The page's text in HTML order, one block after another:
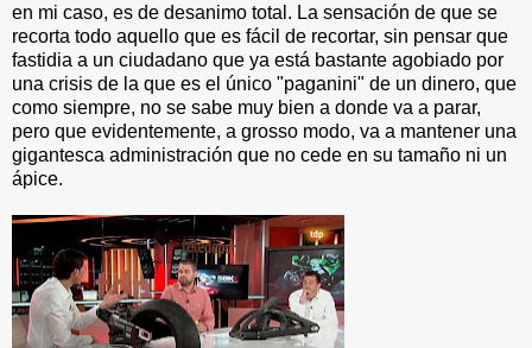
en mi caso, es de desanimo total. La sensación de que se
recorta todo aquello que es fácil de recortar, sin pensar que
fastidia a un ciudadano que ya está bastante agobiado por
una crisis de la que es el único "paganini" de un dinero, que
como siempre, no se sabe muy bien a donde va a parar,
pero que evidentemente, a grosso modo, va a mantener una
gigantesca administración que no cede en su tamaño ni un
ápice.